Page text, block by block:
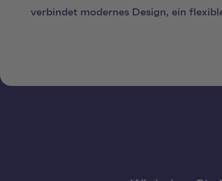
verbindet modernes Design, ein